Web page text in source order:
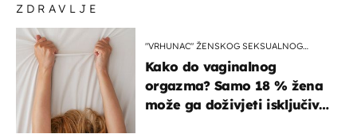
ZDRAVLJE
"VRHUNAC" ŽENSKOG SEKSUALNOG
Kako do vaginalnog
orgazma? Samo 18 % žena
može ga doživjeti isključivo